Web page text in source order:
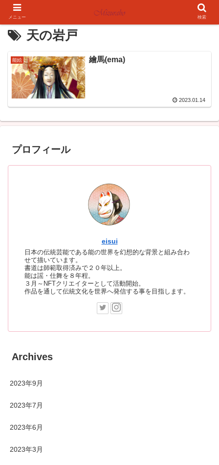
天の岩戸
能絵 繪馬(ema)
2023.01.14
プロフィール
eisui
日本の伝統芸能である能の世界を幻想的な背景と組み合わ
せて描いています。
書道は師範取得済みで２０年以上。
能は謡・仕舞を８年程。
３月～NFTクリエイターとして活動開始。
作品を通して伝統文化を世界へ発信する事を目指します。
Archives
2023年9月
2023年7月
2023年6月
2023年3月
メニュー 検索